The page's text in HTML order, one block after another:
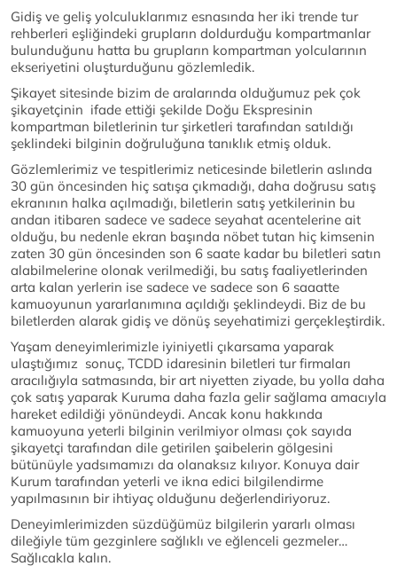
Gidiş ve geliş yolculuklarımız esnasında her iki trende tur
rehberleri eşliğindeki grupların doldurduğu kompartmanlar
bulunduğunu hatta bu grupların kompartman yolcularının
ekseriyetini oluşturduğunu gözlemledik.
Şikayet sitesinde bizim de aralarında olduğumuz pek çok
şikayetçinin ifade ettiği şekilde Doğu Ekspresinin
kompartman biletlerinin tur şirketleri tarafından satıldığı
şeklindeki bilginin doğruluğuna tanıklık etmiş olduk.
Gözlemlerimiz ve tespitlerimiz neticesinde biletlerin aslında
30 gün öncesinden hiç satışa çıkmadığı, daha doğrusu satış
ekranının halka açılmadığı, biletlerin satış yetkilerinin bu
andan itibaren sadece ve sadece seyahat acentelerine ait
olduğu, bu nedenle ekran başında nöbet tutan hiç kimsenin
zaten 30 gün öncesinden son 6 saate kadar bu biletleri satın
alabilmelerine olonak verilmediği, bu satış faaliyetlerinden
arta kalan yerlerin ise sadece ve sadece son 6 saaatte
kamuoyunun yararlanımına açıldığı şeklindeydi. Biz de bu
biletlerden alarak gidiş ve dönüş seyehatimizi gerçekleştirdik.
Yaşam deneyimlerimizle iyiniyetli çıkarsama yaparak
ulaştığımız sonuç, TCDD idaresinin biletleri tur firmaları
aracılığıyla satmasında, bir art niyetten ziyade, bu yolla daha
çok satış yaparak Kuruma daha fazla gelir sağlama amacıyla
hareket edildiği yönündeydi. Ancak konu hakkında
kamuoyuna yeterli bilginin verilmiyor olması çok sayıda
şikayetçi tarafından dile getirilen şaibelerin gölgesini
bütünüyle yadsımamızı da olanaksız kılıyor. Konuya dair
Kurum tarafından yeterli ve ikna edici bilgilendirme
yapılmasının bir ihtiyaç olduğunu değerlendiriyoruz.
Deneyimlerimizden süzdüğümüz bilgilerin yararlı olması
dileğiyle tüm gezginlere sağlıklı ve eğlenceli gezmeler…
Sağlıcakla kalın.